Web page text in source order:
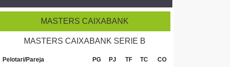
MASTERS CAIXABANK
MASTERS CAIXABANK SERIE B
Pelotari/Pareja PG PJ TF TC CO